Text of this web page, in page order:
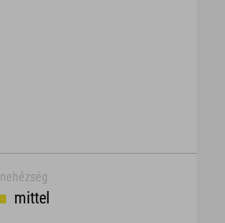
nehézség
mittel